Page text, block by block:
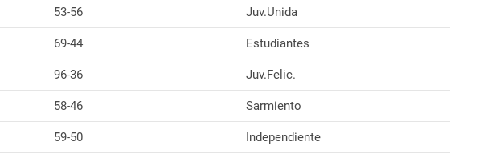
53-56 Juv.Unida
69-44 Estudiantes
96-36 Juv.Felic.
58-46 Sarmiento
59-50 Independiente